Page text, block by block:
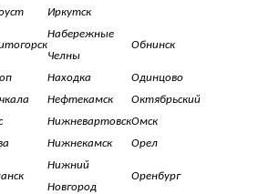
Иркутск
Набережные
Челны
Обнинск
Находка
Одинцово
Нефтекамск
Октябрьский
НижневартовскОмск
Нижнекамск Орел
Нижний
Новгород
Оренбург